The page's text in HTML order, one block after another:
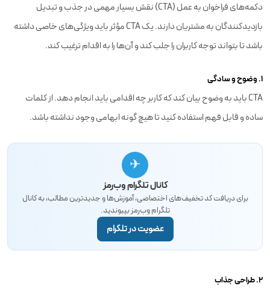
دکمه‌های فراخوان به عمل (CTA) نقش بسیار مهمی در جذب و تبدیل
بازدیدکنندگان به مشتریان دارند. یک CTA مؤثر باید ویژگی‌های خاصی داشته
باشد تا بتواند توجه کاربران را جلب کند و آن‌ها را به اقدام ترغیب کند.
1. وضوح و سادگی
CTA باید به وضوح بیان کند که کاربر چه اقدامی باید انجام دهد. از کلمات
ساده و قابل فهم استفاده کنید تا هیچ گونه ابهامی وجود نداشته باشد.
✈
کانال تلگرام وب‌رمز
برای دریافت کد تخفیف‌های اختصاصی، آموزش‌ها و جدیدترین مطالب، به کانال
تلگرام وب‌رمز بپیوندید.
عضویت در تلگرام
2. طراحی جذاب